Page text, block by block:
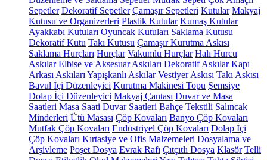
Sepetler Dekoratif Sepetler Çamaşır Sepetleri Kutular Makyaj
Kutusu ve Organizerleri Plastik Kutular Kumaş Kutular
Ayakkabı Kutuları Oyuncak Kutuları Saklama Kutusu
Dekoratif Kutu Takı Kutusu Çamaşır Kurutma Askısı
Saklama Hurçları Hurçlar Vakumlu Hurçlar Halı Hurcu
Askılar Elbise ve Aksesuar Askıları Dekoratif Askılar Kapı
Arkası Askıları Yapışkanlı Askılar Vestiyer Askısı Takı Askısı
Bavul İçi Düzenleyici Kurutma Makinesi Topu Şemsiye
Dolap İçi Düzenleyici Makyaj Çantası Duvar ve Masa
Saatleri Masa Saati Duvar Saatleri Bahçe Tekstili Salıncak
Minderleri Ütü Masası Çöp Kovaları Banyo Çöp Kovaları
Mutfak Çöp Kovaları Endüstriyel Çöp Kovaları Dolap İçi
Çöp Kovaları Kırtasiye ve Ofis Malzemeleri Dosyalama ve
Arşivleme Poşet Dosya Evrak Rafı Çıtçıtlı Dosya Klasör Telli